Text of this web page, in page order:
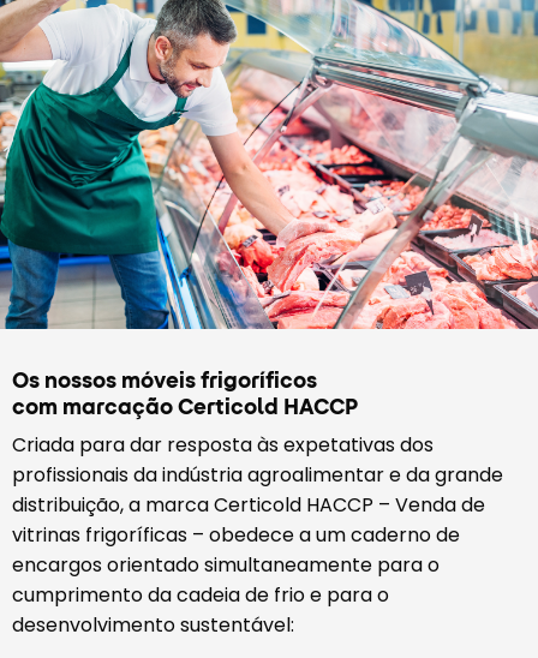
Os nossos móveis frigoríficos
com marcação Certicold HACCP
Criada para dar resposta às expetativas dos
profissionais da indústria agroalimentar e da grande
distribuição, a marca Certicold HACCP – Venda de
vitrinas frigoríficas – obedece a um caderno de
encargos orientado simultaneamente para o
cumprimento da cadeia de frio e para o
desenvolvimento sustentável: